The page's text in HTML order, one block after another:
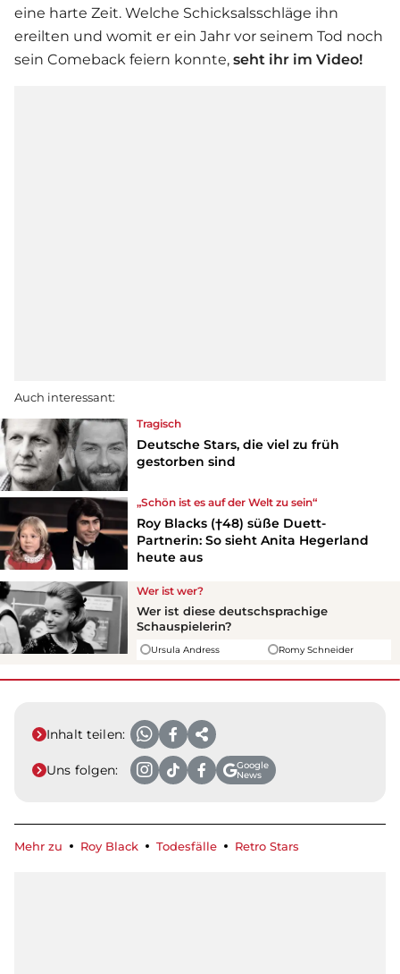
eine harte Zeit. Welche Schicksalsschläge ihn
ereilten und womit er ein Jahr vor seinem Tod noch
sein Comeback feiern konnte, seht ihr im Video!
Auch interessant:
Tragisch
Deutsche Stars, die viel zu früh
gestorben sind
„Schön ist es auf der Welt zu sein“
Roy Blacks (†48) süße Duett-
Partnerin: So sieht Anita Hegerland
heute aus
Wer ist wer?
Wer ist diese deutschsprachige
Schauspielerin?
Ursula Andress Romy Schneider
Inhalt teilen:
Uns folgen:
Google
News
Mehr zu Roy Black Todesfälle Retro Stars